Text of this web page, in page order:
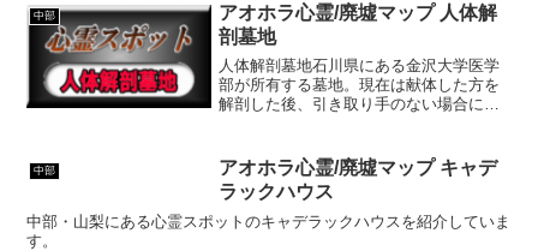
中部
アオホラ心霊/廃墟マップ 人体解
剖墓地
人体解剖墓地石川県にある金沢大学医学
部が所有する墓地。現在は献体した方を
解剖した後、引き取り手のない場合に埋
在のようにきちんと制度化されてはいな
かったようで、献体として...
中部
アオホラ心霊/廃墟マップ キャデ
ラックハウス
中部・山梨にある心霊スポットのキャデラックハウスを紹介していま
す。